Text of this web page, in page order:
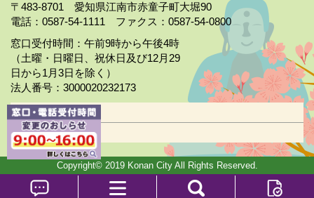
〒483-8701 愛知県江南市赤童子町大堀90
電話：0587-54-1111 ファクス：0587-54-0800
窓口受付時間：午前9時から午後4時
（土曜・日曜日、祝休日及び12月29
日から1月3日を除く）
法人番号：3000020232173
市役所案内
日曜市役所
Copyright© 2019 Konan City All Rights Reserved.